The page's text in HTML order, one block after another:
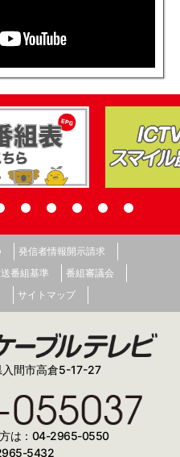
発信者情報開示請求
番組基準
番組審議会
サイトマップ
間市高倉5-17-27
は：04-2965-0550
5432